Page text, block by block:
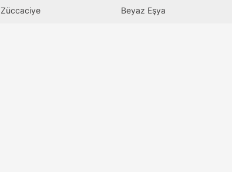
Züccaciye Beyaz Eşya